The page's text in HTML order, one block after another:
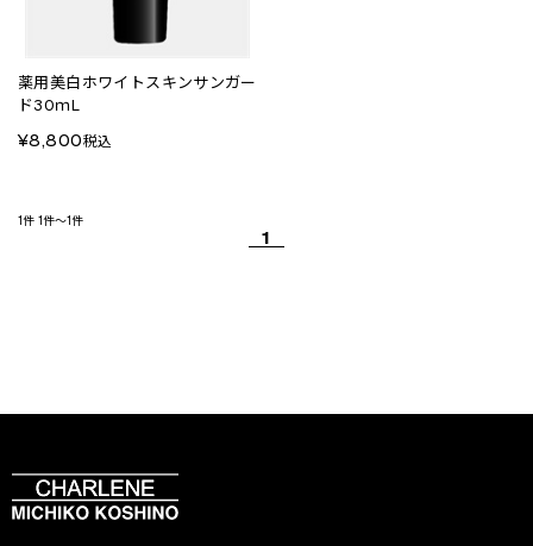
薬用美白ホワイトスキンサンガー
ド30ｍL
¥8,800税込
1件 1件～1件
1